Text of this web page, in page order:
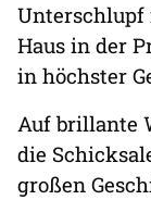
Unterschlupf
Haus in der
in höchster
Auf brillante
die
großen